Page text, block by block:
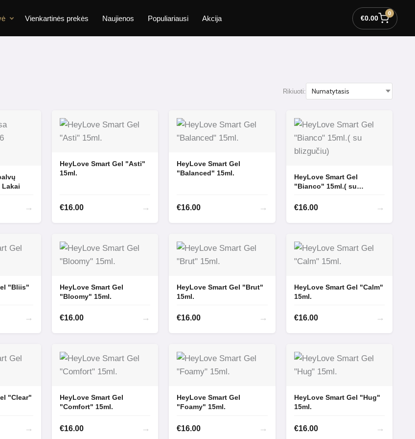
Vienkartinės prekės Naujienos Populiariausi Akcija €0.00
0
Rikiuoti:
Lakai
→
HeyLove Smart Gel "Asti"
15ml.
€16.00 →
HeyLove Smart Gel
"Balanced" 15ml.
€16.00 →
HeyLove Smart Gel
"Bianco" 15ml.( su
€16.00 →
"Bliis"
→
HeyLove Smart Gel
"Bloomy" 15ml.
€16.00 →
HeyLove Smart Gel "Brut"
15ml.
€16.00 →
HeyLove Smart Gel "Calm"
15ml.
€16.00 →
"Clear"
→
HeyLove Smart Gel
"Comfort" 15ml.
€16.00 →
HeyLove Smart Gel
"Foamy" 15ml.
€16.00 →
HeyLove Smart Gel "Hug"
15ml.
€16.00 →